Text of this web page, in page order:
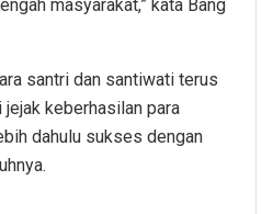
masyarakat,” kata Bang
santri dan santiwati terus
keberhasilan para
dahulu sukses dengan